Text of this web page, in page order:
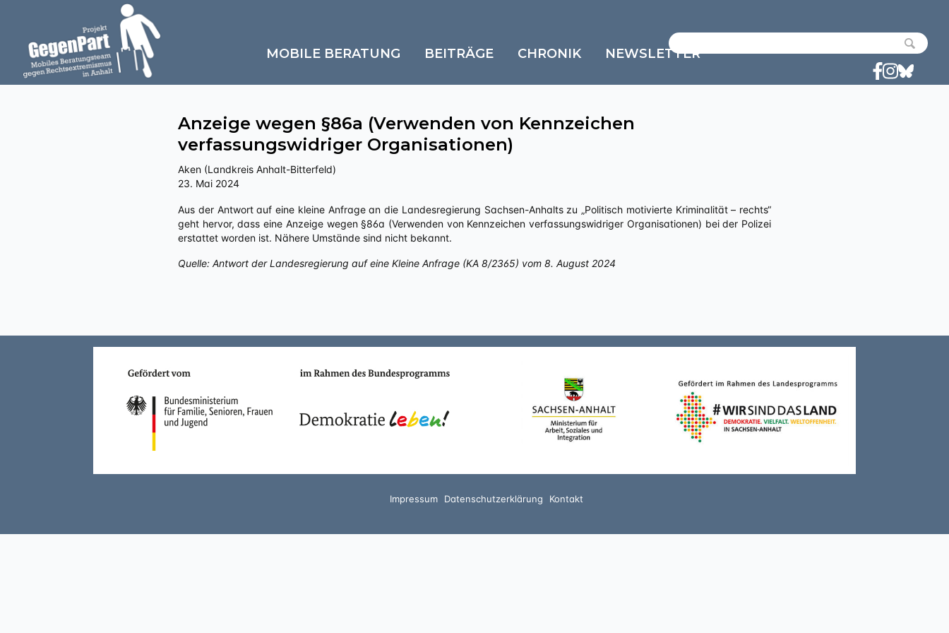
MOBILE BERATUNG BEITRÄGE CHRONIK NEWSLETTER
Anzeige wegen §86a (Verwenden von Kennzeichen
verfassungswidriger Organisationen)
Aken (Landkreis Anhalt-Bitterfeld)
23. Mai 2024
Aus der Antwort auf eine kleine Anfrage an die Landesregierung Sachsen-Anhalts zu „Politisch motivierte Kriminalität – rechts“
geht hervor, dass eine Anzeige wegen §86a (Verwenden von Kennzeichen verfassungswidriger Organisationen) bei der Polizei
erstattet worden ist. Nähere Umstände sind nicht bekannt.
Quelle: Antwort der Landesregierung auf eine Kleine Anfrage (KA 8/2365) vom 8. August 2024
Impressum Datenschutzerklärung Kontakt